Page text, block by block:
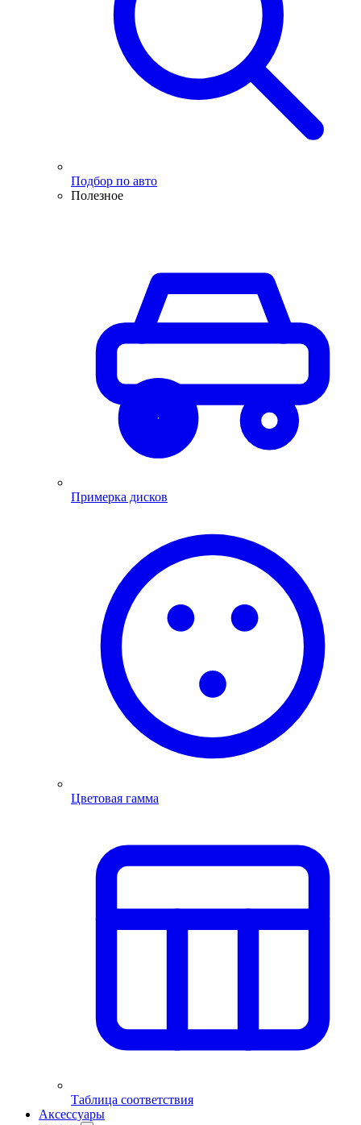
Подбор по авто
Полезное
Примерка дисков
Цветовая гамма
Таблица соответствия
Аксессуары